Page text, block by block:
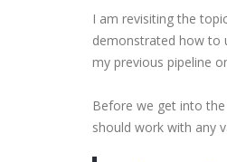
I am revisiting the
demonstrated how to
my previous pipeline
Before we get into
should work with any